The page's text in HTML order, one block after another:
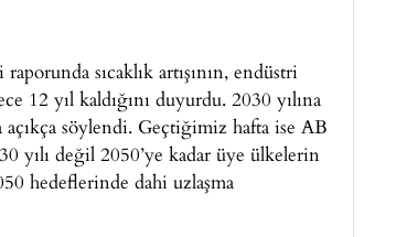
sıcaklık artışının, endüstri
12 yıl kaldığını duyurdu. 2030 yılına
söylendi. Geçtiğimiz hafta ise AB
yılı değil 2050’ye kadar üye ülkelerin
hedeflerinde dahi uzlaşma